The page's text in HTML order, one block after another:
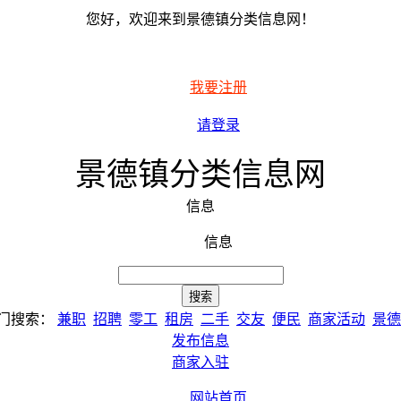
您好，欢迎来到景德镇分类信息网！
我要注册
请登录
景德镇分类信息网
信息
信息
搜索： 兼职 招聘 零工 租房 二手 交友 便民 商家活动 景
发布信息
商家入驻
网站首页